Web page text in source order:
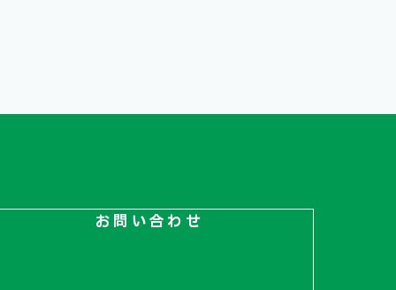
お問い合わせ